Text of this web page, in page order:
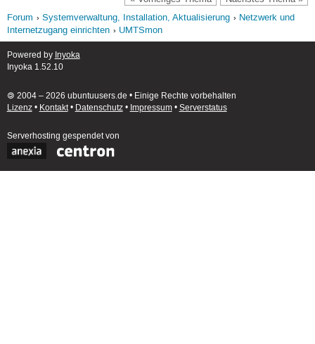
Forum Systemverwaltung, Installation, Aktualisierung
Netzwerk und
Internetzugang einrichten
UMTSmon
Powered by Inyoka
Inyoka 1.52.10
🄯 2004 – 2026 ubuntuusers.de • Einige Rechte vorbehalten
Lizenz• Kontakt• Datenschutz• Impressum• Serverstatus
Serverhosting gespendet von